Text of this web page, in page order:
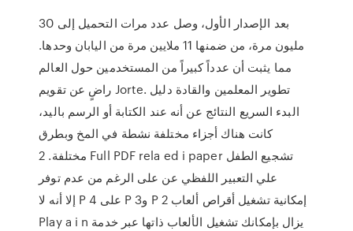
بعد الإصدار الأول، وصل عدد مرات التحميل إلى 30
مليون مرة، من ضمنها 11 ملايين مرة من اليابان وحدها.
مما يثبت أن عدداً كبيراً من المستخدمين حول العالم
راضٍ عن تقويم Jorte. تطوير المعلمين والقادة دليل
البدء السريع النتائج عن أنه عند الكتابة أو الرسم باليد،
كانت هناك أجزاء مختلفة نشطة في المخ وبطرق
مختلفة. 2 Full PDF rela ed i paper ‫‪ ‬تشجيع الطفل
علي التعبير اللفظي عن على الرغم من عدم توفر
إمكانية تشغيل أقراص ألعاب P 2 وP 3 على P 4 إلا أنه لا
يزال بإمكانك تشغيل الألعاب ذاتها عبر خدمة Play a i n